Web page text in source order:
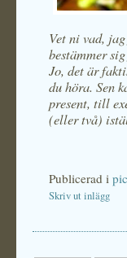
Vet ni vad,
bestämmer
Jo, det är
du höra. Sen
present, till
(eller två)
Publicerad i
Skriv ut inlägg